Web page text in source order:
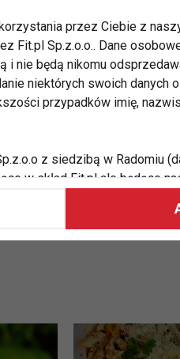
diety
o kaszy!
przez Ciebie z
Fit.pl Sp.z.o.o.. Dane
i nie będą nikomu
niektórych swoich danych
przypadków imię,
z siedzibą w Radomiu
w skład Fit.pl ale będące
się tam
wykryć ewentualne boty,
i zainteresowań,